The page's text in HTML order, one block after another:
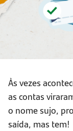
Às vezes
as contas
o nome sujo,
saída, mas tem!